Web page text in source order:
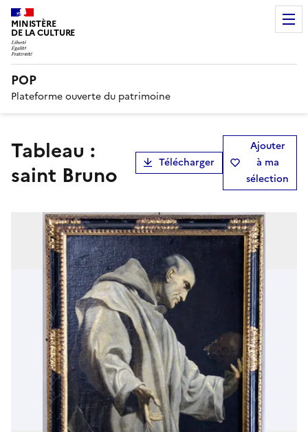
MINISTÈRE
DE LA CULTURE
POP
Plateforme ouverte du patrimoine
Tableau :
saint Bruno
Télécharger
Ajouter
à ma
sélection